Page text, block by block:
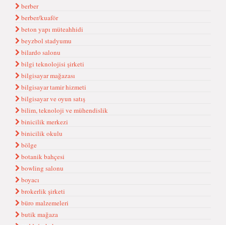
berber
berber/kuaför
beton yapı müteahhidi
beyzbol stadyumu
bilardo salonu
bilgi teknolojisi şirketi
bilgisayar mağazası
bilgisayar tamir hizmeti
bilgisayar ve oyun satış
bilim, teknoloji ve mühendislik
binicilik merkezi
binicilik okulu
bölge
botanik bahçesi
bowling salonu
boyacı
brokerlik şirketi
büro malzemeleri
butik mağaza